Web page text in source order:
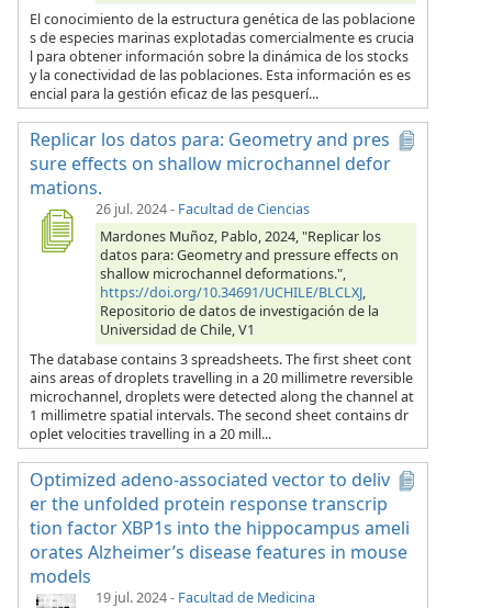
El conocimiento de la estructura genética de las poblacione
s de especies marinas explotadas comercialmente es crucia
l para obtener información sobre la dinámica de los stocks
y la conectividad de las poblaciones. Esta información es es
encial para la gestión eficaz de las pesquerí...
Replicar los datos para: Geometry and pres
sure effects on shallow microchannel defor
mations.
26 jul. 2024- Facultad de Ciencias
Mardones Muñoz, Pablo, 2024, "Replicar los
datos para: Geometry and pressure effects on
shallow microchannel deformations.",
https://doi.org/10.34691/UCHILE/BLCLXJ,
Repositorio de datos de investigación de la
Universidad de Chile, V1
The database contains 3 spreadsheets. The first sheet cont
ains areas of droplets travelling in a 20 millimetre reversible
microchannel, droplets were detected along the channel at
1 millimetre spatial intervals. The second sheet contains dr
oplet velocities travelling in a 20 mill...
Optimized adeno-associated vector to deliv
er the unfolded protein response transcrip
tion factor XBP1s into the hippocampus ameli
orates Alzheimer’s disease features in mouse
models
19 jul. 2024- Facultad de Medicina